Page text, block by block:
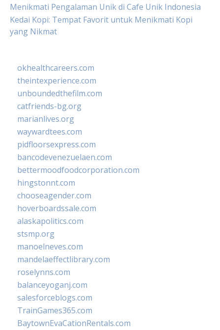
Menikmati Pengalaman Unik di Cafe Unik Indonesia
Kedai Kopi: Tempat Favorit untuk Menikmati Kopi
yang Nikmat
okhealthcareers.com
theintexperience.com
unboundedthefilm.com
catfriends-bg.org
marianlives.org
waywardtees.com
pidfloorsexpress.com
bancodevenezuelaen.com
bettermoodfoodcorporation.com
hingstonnt.com
chooseagender.com
hoverboardssale.com
alaskapolitics.com
stsmp.org
manoelneves.com
mandelaeffectlibrary.com
roselynns.com
balanceyoganj.com
salesforceblogs.com
TrainGames365.com
BaytownEvaCationRentals.com